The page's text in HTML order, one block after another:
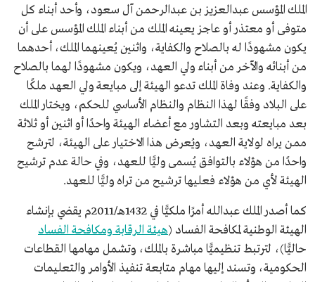
الملك المؤسس عبدالعزيز بن عبدالرحمن آل سعود، وأحد أبناء كل
متوفى أو معتذر أو عاجز يعينه الملك من أبناء الملك المؤسس على أن
يكون مشهودًا له بالصلاح والكفاية، واثنين يُعينهما الملك، أحدهما
من أبنائه والآخر من أبناء ولي العهد، ويكون مشهودًا لهما بالصلاح
والكفاية. وعند وفاة الملك تدعو الهيئة إلى مبايعة ولي العهد ملكًا
على البلاد وفقًا لهذا النظام والنظام الأساسي للحكم، ويختار الملك
بعد مبايعته وبعد التشاور مع أعضاء الهيئة واحدًا أو اثنين أو ثلاثة
ممن يراه لولاية العهد، ويُعرض هذا الاختيار على الهيئة، لترشح
واحدًا من هؤلاء بالتوافق يُسمى وليًّا للعهد، وفي حالة عدم ترشيح
الهيئة لأي من هؤلاء فعليها ترشيح من تراه وليًّا للعهد.
كما أصدر الملك عبدالله أمرًا ملكيًّا في 1432هـ/2011م يقضي بإنشاء
الهيئة الوطنية لمكافحة الفساد (هيئة الرقابة ومكافحة الفساد
حاليًّا)، لترتبط تنظيميًّا مباشرة بالملك، وتشمل مهامها القطاعات
الحكومية، وتسند إليها مهام متابعة تنفيذ الأوامر والتعليمات